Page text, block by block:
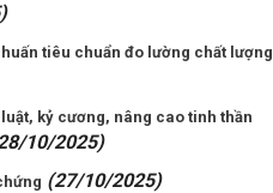
tiêu chuẩn đo lường chất lượng
kỷ cương, nâng cao tinh thần
10/2025)
(27/10/2025)